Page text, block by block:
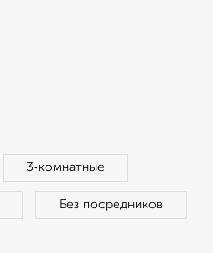
3‑комнатные
Без посредников